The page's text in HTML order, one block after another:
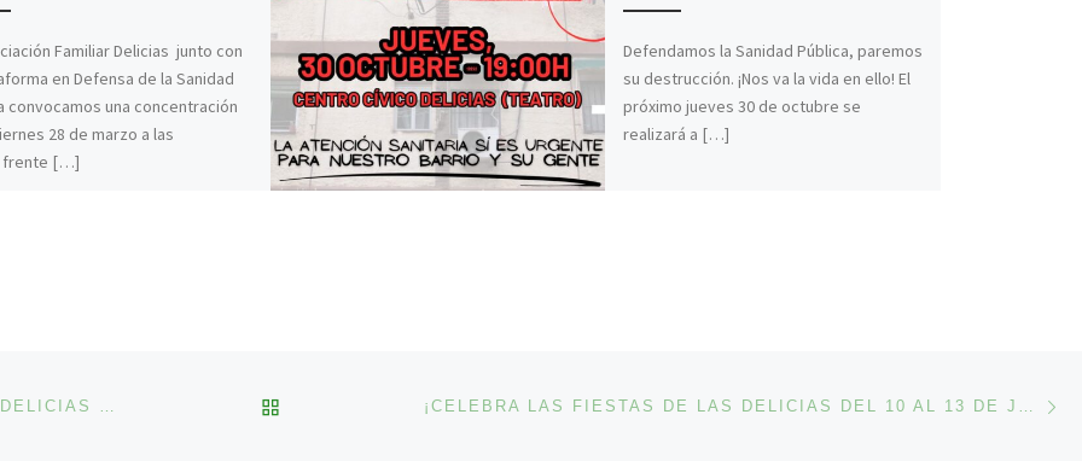
Familiar Delicias junto con
en Defensa de la Sanidad
convocamos una concentración
28 de marzo a las
frente […]
Defendamos la Sanidad Pública, paremos
su destrucción. ¡Nos va la vida en ello! El
próximo jueves 30 de octubre se
realizará a […]
VOLVER A LA LISTA DE ENTRADAS